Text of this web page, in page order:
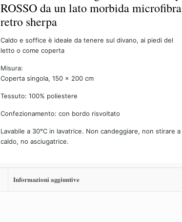
ROSSO da un lato morbida microfibra
retro sherpa
Caldo e soffice è ideale da tenere sul divano, ai piedi del
letto o come coperta
Misura:
Coperta singola, 150 x 200 cm
Tessuto: 100% poliestere
Confezionamento: con bordo risvoltato
Lavabile a 30°C in lavatrice. Non candeggiare, non stirare a
caldo, no asciugatrice.
Informazioni aggiuntive